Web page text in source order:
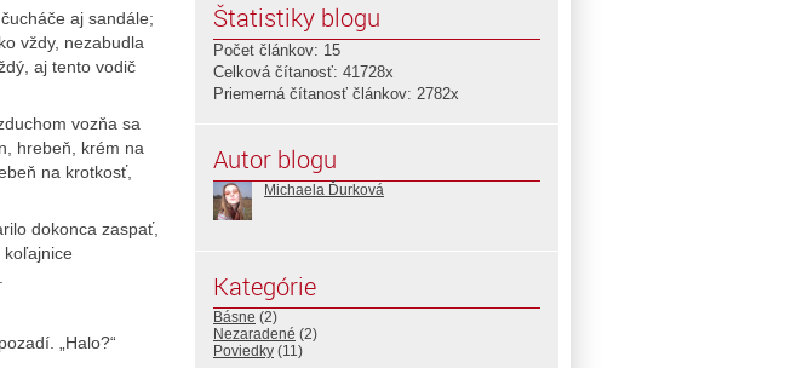
aj sandále;
vždy, nezabudla
aj tento vodič
vozňa sa
hrebeň, krém na
na krotkosť,
dokonca zaspať,
„Halo?“
Štatistiky blogu
Počet článkov: 15
Celková čítanosť: 41728x
Priemerná čítanosť článkov: 2782x
Autor blogu
Michaela Ďurková
Kategórie
Básne (2)
Nezaradené (2)
Poviedky (11)